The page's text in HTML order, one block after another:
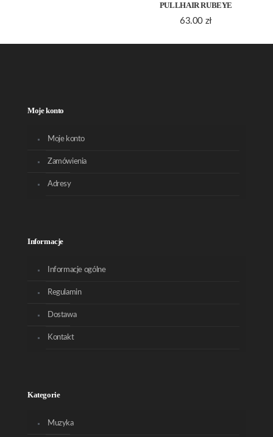
PULLHAIR RUBEYE
63.00 zł
Moje konto
Moje konto
Zamówienia
Adresy
Informacje
Informacje ogólne
Regulamin
Dostawa
Kontakt
Kategorie
Muzyka